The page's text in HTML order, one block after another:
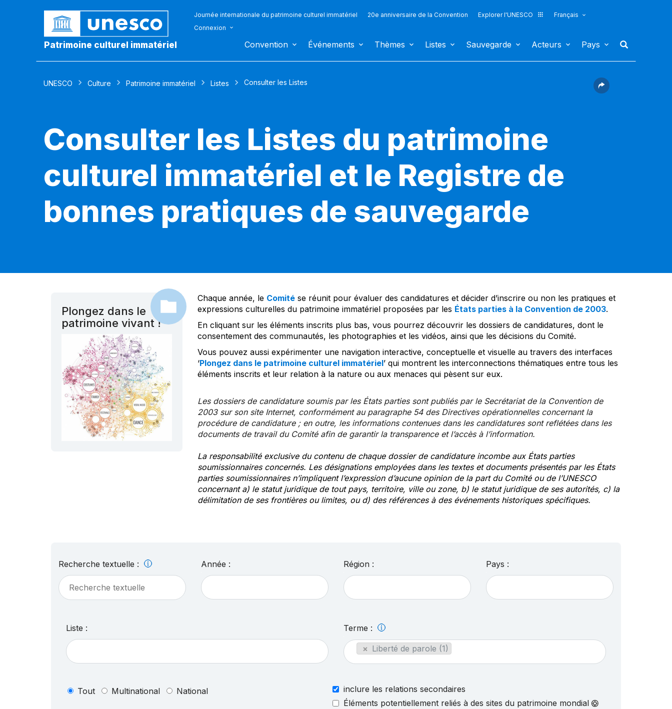
Patrimoine culturel immatériel
Journée internationale du patrimoine culturel immatériel 20e anniversaire de la Convention Explorer l'UNESCO
Français
Connexion
Convention Événements Thèmes Listes Sauvegarde Acteurs Pays
UNESCO Culture Patrimoine immatériel Listes Consulter les Listes
Consulter les Listes du patrimoine
culturel immatériel et le Registre de
bonnes pratiques de sauvegarde
Plongez dans le
patrimoine vivant !
Chaque année, le Comitése réunit pour évaluer des candidatures et décider d’inscrire ou non les pratiques et
expressions culturelles du patrimoine immatériel proposées par les États parties à la Convention de 2003.
En cliquant sur les éléments inscrits plus bas, vous pourrez découvrir les dossiers de candidatures, dont le
consentement des communautés, les photographies et les vidéos, ainsi que les décisions du Comité.
Vous pouvez aussi expérimenter une navigation interactive, conceptuelle et visuelle au travers des interfaces
‘Plongez dans le patrimoine culturel immatériel’ qui montrent les interconnections thématiques entre tous les
éléments inscrits et leur relation à la nature ou aux menaces qui pèsent sur eux.
Les dossiers de candidature soumis par les États parties sont publiés par le Secrétariat de la Convention de
2003 sur son site Internet, conformément au paragraphe 54 des Directives opérationnelles concernant la
procédure de candidature ; en outre, les informations contenues dans les candidatures sont reflétées dans les
documents de travail du Comité afin de garantir la transparence et l’accès à l’information.
La responsabilité exclusive du contenu de chaque dossier de candidature incombe aux États parties
soumissionnaires concernés. Les désignations employées dans les textes et documents présentés par les États
parties soumissionnaires n’impliquent l’expression d’aucune opinion de la part du Comité ou de l’UNESCO
concernant a) le statut juridique de tout pays, territoire, ville ou zone, b) le statut juridique de ses autorités, c) la
délimitation de ses frontières ou limites, ou d) des références à des événements historiques spécifiques.
Recherche textuelle : Année : Région : Pays :
Liste : Terme :
× Liberté de parole (1)
Tout Multinational National
inclure les relations secondaires
Éléments potentiellement reliés à des sites du patrimoine mondial